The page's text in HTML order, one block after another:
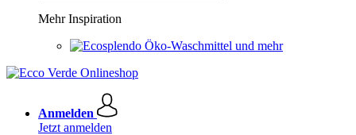
Mehr Inspiration
Öko-Waschmittel und mehr
Anmelden
Jetzt anmelden